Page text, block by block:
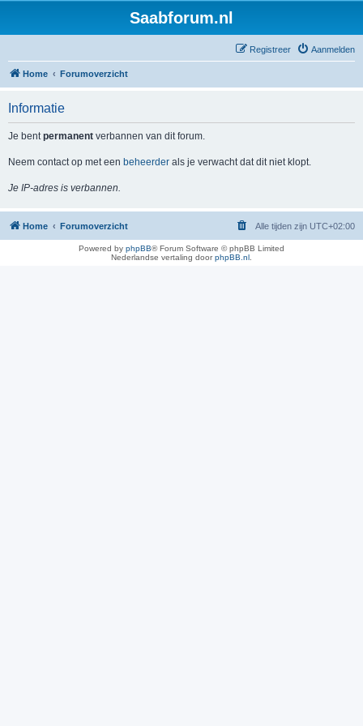
Saabforum.nl
Aanmelden
Registreer
Home Forumoverzicht
Informatie
Je bentpermanent verbannen van dit forum.
Neem contact op met een beheerder als je verwacht dat dit niet klopt.
Je IP-adres is verbannen.
Home Forumoverzicht Alle tijden zijn UTC+02:00
Powered by phpBB® Forum Software © phpBB Limited
Nederlandse vertaling doorphpBB.nl